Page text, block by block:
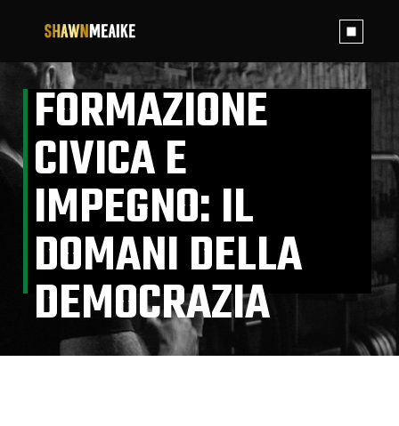
FORMAZIONE
CIVICA E
IMPEGNO: IL
DOMANI DELLA
DEMOCRAZIA